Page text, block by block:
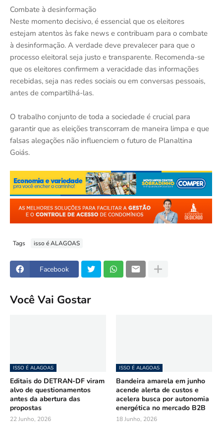
Combate à desinformação
Neste momento decisivo, é essencial que os eleitores
estejam atentos às fake news e contribuam para o combate
à desinformação. A verdade deve prevalecer para que o
processo eleitoral seja justo e transparente. Recomenda-se
que os eleitores confirmem a veracidade das informações
recebidas, seja nas redes sociais ou em conversas pessoais,
antes de compartilhá-las.
O trabalho conjunto de toda a sociedade é crucial para
garantir que as eleições transcorram de maneira limpa e que
falsas alegações não influenciem o futuro de Planaltina
Goiás.
Tags isso é ALAGOAS
Facebook
Você Vai Gostar
ISSO É ALAGOAS
Editais do DETRAN-DF viram
alvo de questionamentos
antes da abertura das
propostas
22 Junho, 2026
ISSO É ALAGOAS
Bandeira amarela em junho
acende alerta de custos e
acelera busca por autonomia
energética no mercado B2B
18 Junho, 2026